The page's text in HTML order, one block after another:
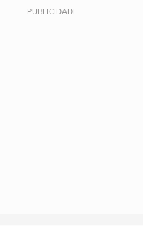
PUBLICIDADE